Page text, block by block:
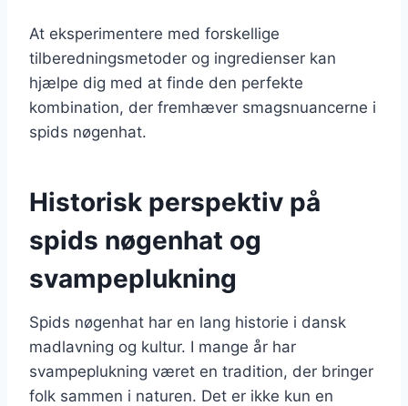
At eksperimentere med forskellige
tilberedningsmetoder og ingredienser kan
hjælpe dig med at finde den perfekte
kombination, der fremhæver smagsnuancerne i
spids nøgenhat.
Historisk perspektiv på
spids nøgenhat og
svampeplukning
Spids nøgenhat har en lang historie i dansk
madlavning og kultur. I mange år har
svampeplukning været en tradition, der bringer
folk sammen i naturen. Det er ikke kun en